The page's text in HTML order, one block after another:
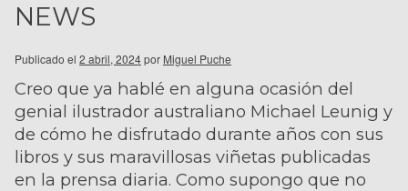
NEWS
Publicado el 2 abril, 2024por Miguel Puche
Creo que ya hablé en alguna ocasión del
genial ilustrador australiano Michael Leunig y
de cómo he disfrutado durante años con sus
libros y sus maravillosas viñetas publicadas
en la prensa diaria. Como supongo que no